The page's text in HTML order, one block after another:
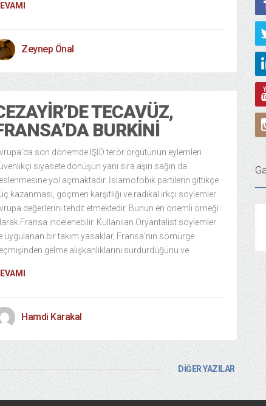
Zeynep Önal
TECAVÜZ,
BURKINI
son dönemde IŞİD terör örgütünün eylemleri
siyasete dönüşün yanı sıra aşırı sağın da
yol açmaktadır. İslamofobik partilerin gittikçe
kazanması, göçmen karşıtlığı ve radikal ırkçı söylemler
değerlerini tehdit etmektedir. Bunun en önemli örneği
Fransa incelenebilir. Kullanılan Oryantalist söylemler
uygulanan bir takım yasaklar, Fransa’nın sömürge
gelme alışkanlıklarını sürdürdüğünü ve
Hamdi Karakal
DİĞER YAZILAR